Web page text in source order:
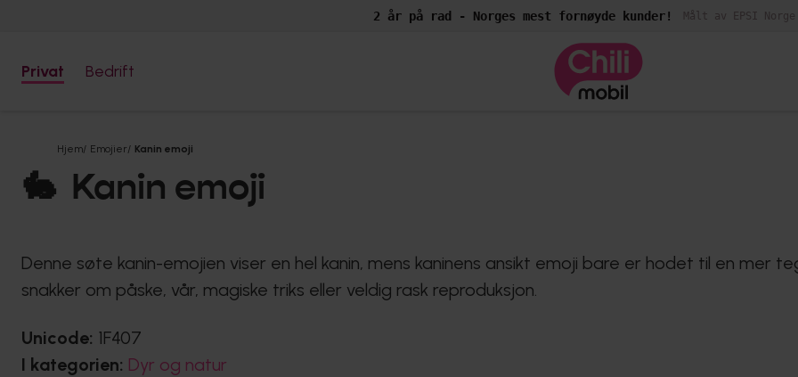
2 år på rad - Norges mest fornøyde kunder! Målt av EPSI Norge
Privat Bedrift
Hjem/ Emojier/ Kanin emoji
🐇 Kanin emoji
Denne søte kanin-emojien viser en hel kanin, mens kaninens ansikt emoji bare er hodet til en mer
snakker om påske, vår, magiske triks eller veldig rask reproduksjon.
Unicode: 1F407
I kategorien: Dyr og natur